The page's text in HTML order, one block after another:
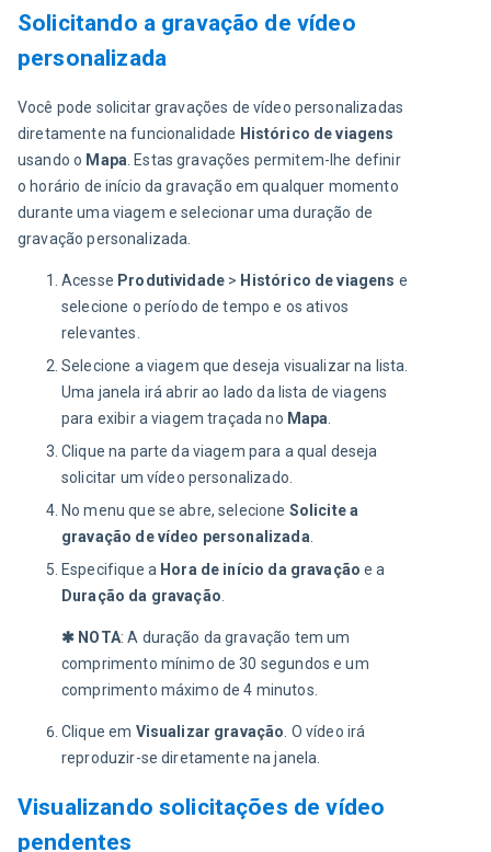
Solicitando a gravação de vídeo
personalizada
Você pode solicitar gravações de vídeo personalizadas
diretamente na funcionalidade Histórico de viagens
usando o Mapa . Estas gravações permitem-lhe definir
o horário de início da gravação em qualquer momento
durante uma viagem e selecionar uma duração de
gravação personalizada.
Acesse Produtividade > Histórico de viagens e
selecione o período de tempo e os ativos
relevantes.
Selecione a viagem que deseja visualizar na lista.
Uma janela irá abrir ao lado da lista de viagens
para exibir a viagem traçada no Mapa
Clique na parte da viagem para a qual deseja
solicitar um vídeo personalizado.
No menu que se abre, selecione Solicite a
gravação de vídeo personalizada
Especifique a Hora de início da gravação e a
Duração da gravação
✱ NOTA: A duração da gravação tem um
comprimento mínimo de 30 segundos e um
comprimento máximo de 4 minutos.
Clique em Visualizar gravação . O vídeo irá
reproduzir-se diretamente na janela.
Visualizando solicitações de vídeo
pendentes